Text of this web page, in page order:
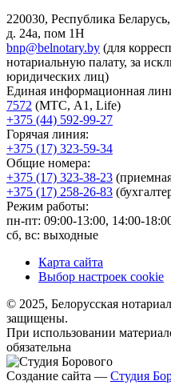
220030, Республика
д. 24а, пом 1Н
bnp@belnotary.by (для
нотариальную палату, за
юридических лиц)
Единая информационная
7572 (МТС, A1, Life)
+375 (44) 592-99-27
Горячая линия:
+375 (17) 323-59-34
Общие номера:
+375 (17) 323-38-23
+375 (17) 258-26-83
Режим работы:
пн-пт: 09:00-13:00, 14:00-
сб, вс: выходные
Карта сайта
Выбор настроек cookie
© 2025, Белорусская
защищены.
При использовании
обязательна
Создание сайта — Студия